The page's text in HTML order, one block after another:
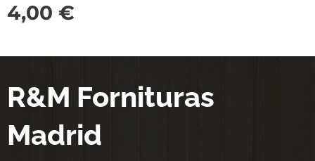
4,00 €
R&M Fornituras
Madrid